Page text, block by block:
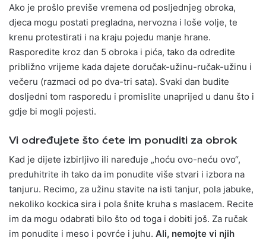
Ako je prošlo previše vremena od posljednjeg obroka,
djeca mogu postati pregladna, nervozna i loše volje, te
krenu protestirati i na kraju pojedu manje hrane.
Rasporedite kroz dan 5 obroka i pića, tako da odredite
približno vrijeme kada dajete doručak-užinu-ručak-užinu i
večeru (razmaci od po dva-tri sata). Svaki dan budite
dosljedni tom rasporedu i promislite unaprijed u danu što i
gdje bi mogli pojesti.
Vi određujete što ćete im ponuditi za obrok
Kad je dijete izbirljivo ili naređuje „hoću ovo-neću ovo“,
preduhitrite ih tako da im ponudite više stvari i izbora na
tanjuru. Recimo, za užinu stavite na isti tanjur, pola jabuke,
nekoliko kockica sira i pola šnite kruha s maslacem. Recite
im da mogu odabrati bilo što od toga i dobiti još. Za ručak
im ponudite i meso i povrće i juhu. Ali, nemojte vi njih